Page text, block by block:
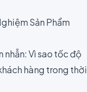
Sản Phẩm
nhẫn: Vì sao tốc độ
hàng trong thời